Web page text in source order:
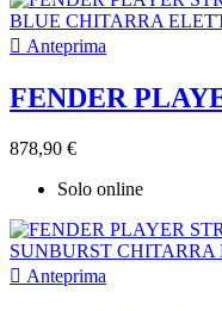
 Anteprima
FENDER
878,90 €
Solo online
 Anteprima